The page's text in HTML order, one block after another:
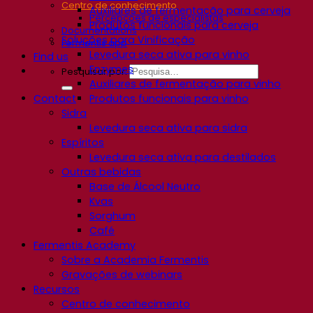
Centro de conhecimento
Percepções de especialistas
Documentations
Fermentis app
Find us
Pesquisar por:
Contact
Auxiliares de fermentação para cerveja
Produtos funcionais para cerveja
Soluções para Vinificação
Levedura seca ativa para vinho
Enzymes
Auxiliares de fermentação para vinho
Produtos funcionais para vinho
Sidra
Levedura seca ativa para sidra
Espíritos
Levedura seca ativa para destilados
Outras bebidas
Base de Álcool Neutro
Kvas
Sorghum
Café
Fermentis Academy
Sobre a Academia Fermentis
Gravações de webinars
Recursos
Centro de conhecimento